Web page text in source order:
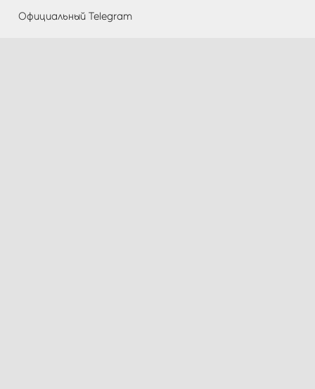
Официальный Telegram